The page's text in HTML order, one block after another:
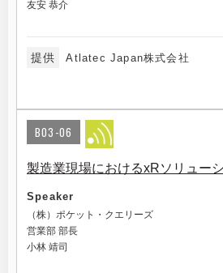
友安 恭介
提供 Atlatec Japan株式会社
B03-06
製造業現場におけるxRソリュー
Speaker
（株）ポケット・クエリーズ
営業部 部長
小林 靖司